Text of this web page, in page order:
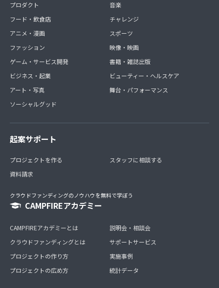
プロダクト
フード・飲食店
アニメ・漫画
ファッション
ゲーム・サービス開発
ビジネス・起業
アート・写真
ソーシャルグッド
音楽
チャレンジ
スポーツ
映像・映画
書籍・雑誌出版
ビューティー・ヘルスケア
舞台・パフォーマンス
起案サポート
プロジェクトを作る
資料請求
スタッフに相談する
クラウドファンディングのノウハウを無料で学ぼう
CAMPFIREアカデミー
CAMPFIREアカデミーとは
クラウドファンディングとは
プロジェクトの作り方
プロジェクトの広め方
説明会・相談会
サポートサービス
実施事例
統計データ